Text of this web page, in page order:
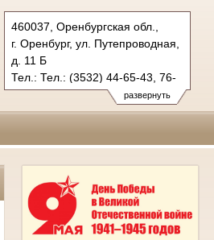
развернуть
460037, Оренбургская обл.,
г. Оренбург, ул. Путепроводная,
д. 11 Б
Тел.: Тел.: (3532) 44-65-43, 76-
13-98
orenburgsky.orb@sudrf.ru